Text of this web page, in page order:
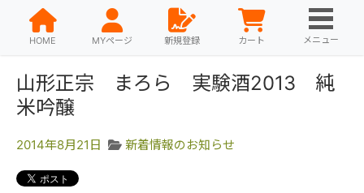
HOME MYページ 新規登録 カート メニュー
山形正宗 まろら 実験酒2013 純
米吟醸
2014年8月21日 新着情報のお知らせ